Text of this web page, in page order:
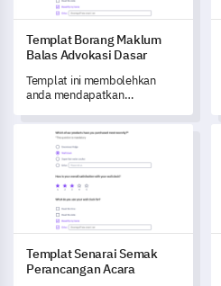
Templat Borang Maklum
Balas Advokasi Dasar
Templat ini membolehkan
anda mendapatkan
keberkesanan dan aksesibiliti
usaha advokasi dasar anda.
Templat Senarai Semak
Templat Senarai Semak
Perancangan Acara